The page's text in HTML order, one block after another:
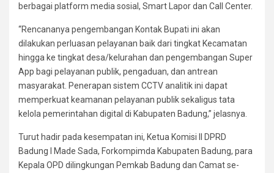
berbagai platform media sosial, Smart Lapor dan Call Center.
“Rencananya pengembangan Kontak Bupati ini akan
dilakukan perluasan pelayanan baik dari tingkat Kecamatan
hingga ke tingkat desa/kelurahan dan pengembangan Super
App bagi pelayanan publik, pengaduan, dan antrean
masyarakat. Penerapan sistem CCTV analitik ini dapat
memperkuat keamanan pelayanan publik sekaligus tata
kelola pemerintahan digital di Kabupaten Badung,” jelasnya.
Turut hadir pada kesempatan ini, Ketua Komisi II DPRD
Badung I Made Sada, Forkompimda Kabupaten Badung, para
Kepala OPD dilingkungan Pemkab Badung dan Camat se-